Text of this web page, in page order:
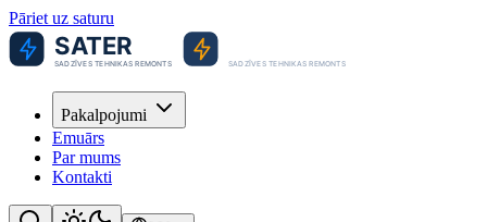
Pāriet uz saturu
Pakalpojumi
Emuārs
Par mums
Kontakti